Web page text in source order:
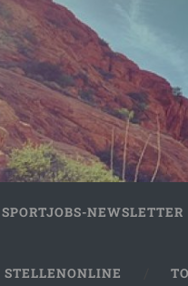
SPORTJOBS-NEWSLETTER
STELLENONLINE